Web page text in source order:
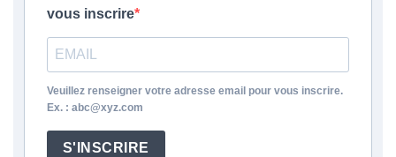
vous inscrire
Veuillez renseigner votre adresse email pour vous inscrire.
Ex. : abc@xyz.com
S'INSCRIRE